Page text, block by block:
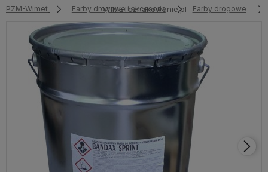
PZM-Wimet Farby drogowe i akcesoria Farby drogowe